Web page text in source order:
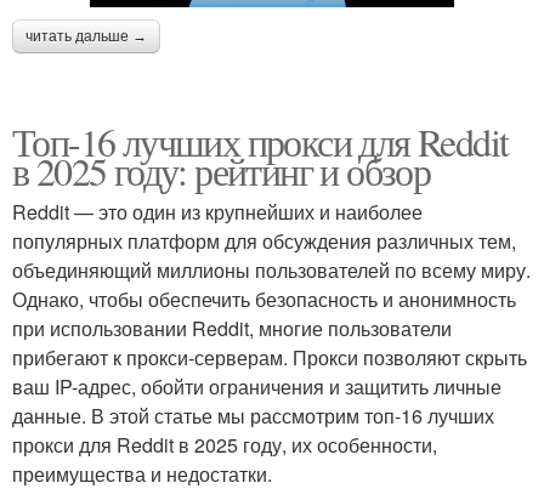
читать дальше →
Топ-16 лучших прокси для Reddit
в 2025 году: рейтинг и обзор
Reddit — это один из крупнейших и наиболее
популярных платформ для обсуждения различных тем,
объединяющий миллионы пользователей по всему миру.
Однако, чтобы обеспечить безопасность и анонимность
при использовании Reddit, многие пользователи
прибегают к прокси-серверам. Прокси позволяют скрыть
ваш IP-адрес, обойти ограничения и защитить личные
данные. В этой статье мы рассмотрим топ-16 лучших
прокси для Reddit в 2025 году, их особенности,
преимущества и недостатки.